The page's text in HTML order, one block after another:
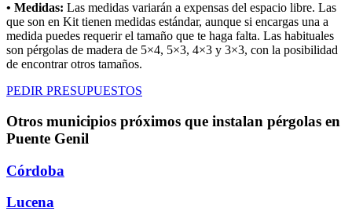
• Medidas: Las medidas variarán a expensas del espacio libre. Las
que son en Kit tienen medidas estándar, aunque si encargas una a
medida puedes requerir el tamaño que te haga falta. Las habituales
son pérgolas de madera de 5×4, 5×3, 4×3 y 3×3, con la posibilidad
de encontrar otros tamaños.
PEDIR PRESUPUESTOS
Otros municipios próximos que instalan pérgolas en
Puente Genil
Córdoba
Lucena